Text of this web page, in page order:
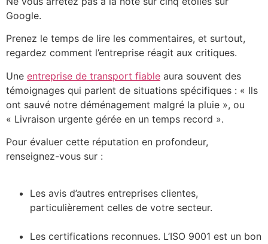
Google.
Prenez le temps de lire les commentaires, et surtout,
regardez comment l’entreprise réagit aux critiques.
Une entreprise de transport fiable aura souvent des
témoignages qui parlent de situations spécifiques : « Ils
ont sauvé notre déménagement malgré la pluie », ou
« Livraison urgente gérée en un temps record ».
Pour évaluer cette réputation en profondeur,
renseignez-vous sur :
Les avis d’autres entreprises clientes,
particulièrement celles de votre secteur.
Les certifications reconnues. L’ISO 9001 est un bon